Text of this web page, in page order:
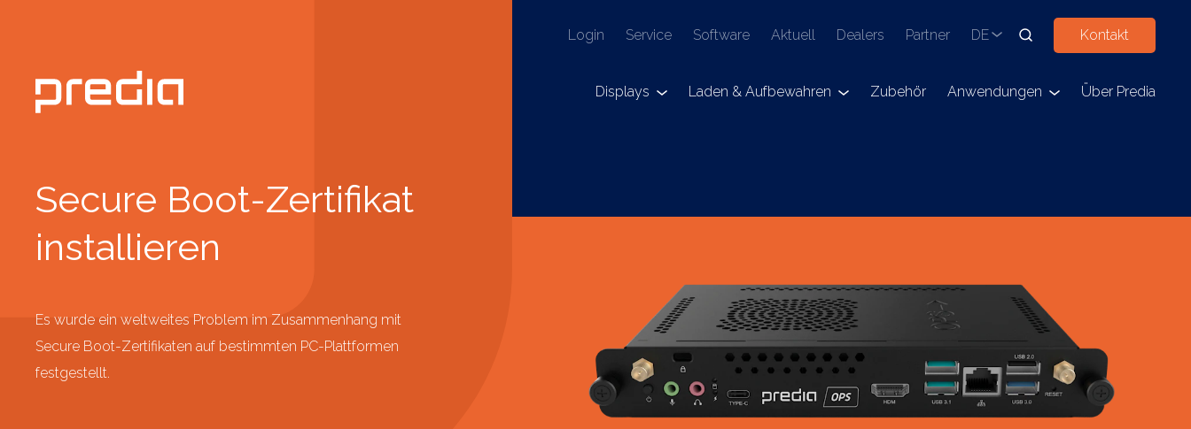
Login Service Software Aktuell Dealers Partner DE Kontakt
Displays Laden & Aufbewahren Zubehör Anwendungen Über Predia
Secure Boot-Zertifikat
installieren
Es wurde ein weltweites Problem im Zusammenhang mit
Secure Boot-Zertifikaten auf bestimmten PC-Plattformen
festgestellt.